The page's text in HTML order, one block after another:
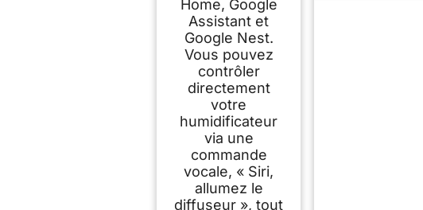
Home, Google
Assistant et
Google Nest.
Vous pouvez
contrôler
directement
votre
humidificateur
via une
commande
vocale, « Siri,
allumez le
diffuseur », tout